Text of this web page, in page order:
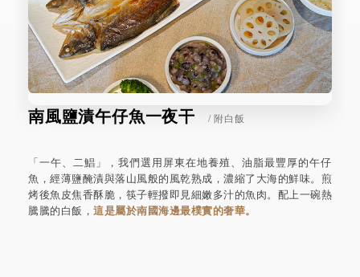
南風鹽漬午仔魚一夜干 / 附白飯
「一午、二鯧」，我們選用屏東在地養殖、油脂最豐厚的午仔
魚，經薄鹽醃漬與落山風般的風乾熟成，濃縮了大海的鮮味。煎
烤後魚皮焦香酥脆，筷子輕撥即見細嫩多汁的魚肉。配上一碗熱
騰騰的白飯， 這是屬於南國海邊最樸實的奢華。